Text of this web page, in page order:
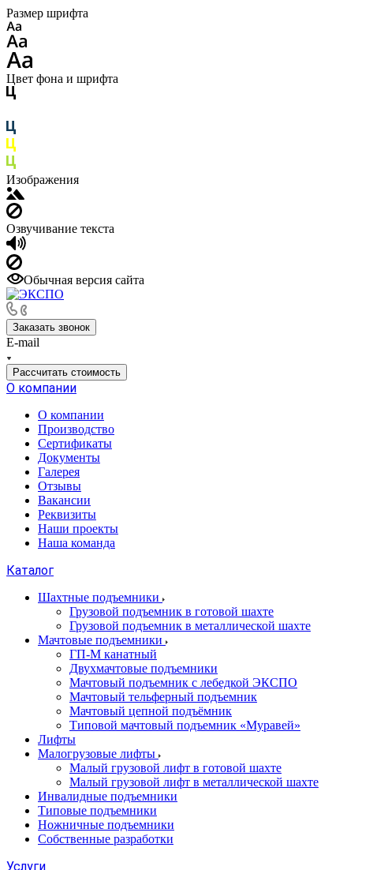
Размер шрифта
Цвет фона и шрифта
Изображения
Озвучивание текста
Обычная версия сайта
Заказать звонок
E-mail
Рассчитать стоимость
О компании
О компании
Производство
Сертификаты
Документы
Галерея
Отзывы
Вакансии
Реквизиты
Наши проекты
Наша команда
Каталог
Шахтные подъемники
Грузовой подъемник в готовой шахте
Грузовой подъемник в металлической шахте
Мачтовые подъемники
ГП-М канатный
Двухмачтовые подъемники
Мачтовый подъемник с лебедкой ЭКСПО
Мачтовый тельферный подъемник
Мачтовый цепной подъёмник
Типовой мачтовый подъемник «Муравей»
Лифты
Малогрузовые лифты
Малый грузовой лифт в готовой шахте
Малый грузовой лифт в металлической шахте
Инвалидные подъемники
Типовые подъемники
Ножничные подъемники
Собственные разработки
Услуги